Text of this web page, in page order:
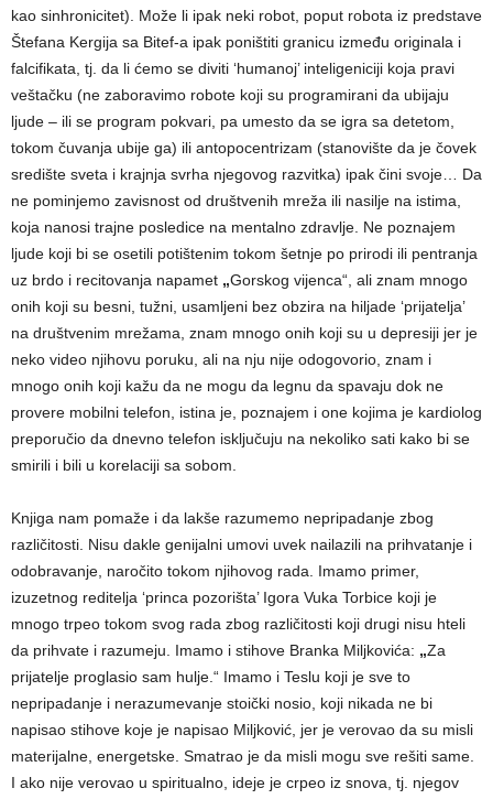
kao sinhronicitet). Može li ipak neki robot, poput robota iz predstave
Štefana Kergija sa Bitef-a ipak poništiti granicu između originala i
falcifikata, tj. da li ćemo se diviti ‘humanoj’ inteligeniciji koja pravi
veštačku (ne zaboravimo robote koji su programirani da ubijaju
ljude – ili se program pokvari, pa umesto da se igra sa detetom,
tokom čuvanja ubije ga) ili antopocentrizam (stanovište da je čovek
središte sveta i krajnja svrha njegovog razvitka) ipak čini svoje… Da
ne pominjemo zavisnost od društvenih mreža ili nasilje na istima,
koja nanosi trajne posledice na mentalno zdravlje. Ne poznajem
ljude koji bi se osetili potištenim tokom šetnje po prirodi ili pentranja
uz brdo i recitovanja napamet „Gorskog vijenca“, ali znam mnogo
onih koji su besni, tužni, usamljeni bez obzira na hiljade ‘prijatelja’
na društvenim mrežama, znam mnogo onih koji su u depresiji jer je
neko video njihovu poruku, ali na nju nije odogovorio, znam i
mnogo onih koji kažu da ne mogu da legnu da spavaju dok ne
provere mobilni telefon, istina je, poznajem i one kojima je kardiolog
preporučio da dnevno telefon isključuju na nekoliko sati kako bi se
smirili i bili u korelaciji sa sobom.
Knjiga nam pomaže i da lakše razumemo nepripadanje zbog
različitosti. Nisu dakle genijalni umovi uvek nailazili na prihvatanje i
odobravanje, naročito tokom njihovog rada. Imamo primer,
izuzetnog reditelja ‘princa pozorišta’ Igora Vuka Torbice koji je
mnogo trpeo tokom svog rada zbog različitosti koji drugi nisu hteli
da prihvate i razumeju. Imamo i stihove Branka Miljkovića: „Za
prijatelje proglasio sam hulje.“ Imamo i Teslu koji je sve to
nepripadanje i nerazumevanje stoički nosio, koji nikada ne bi
napisao stihove koje je napisao Miljković, jer je verovao da su misli
materijalne, energetske. Smatrao je da misli mogu sve rešiti same.
I ako nije verovao u spiritualno, ideje je crpeo iz snova, tj. njegov